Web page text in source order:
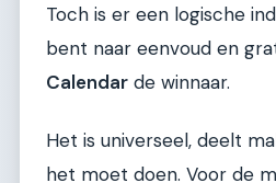
Toch is er een logische
bent naar eenvoud en
Calendar de winnaar.
Het is universeel, deelt
het moet doen. Voor de